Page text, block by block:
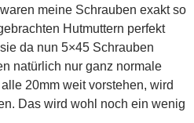
meine Schrauben exakt so
Hutmuttern perfekt
da nun 5×45 Schrauben
natürlich nur ganz normale
20mm weit vorstehen, wird
Das wird wohl noch ein wenig